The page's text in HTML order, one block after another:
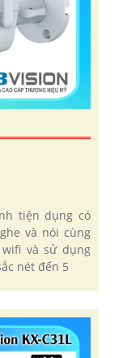
tiện dụng có
và nói cùng
và sử dụng
nét đến 5